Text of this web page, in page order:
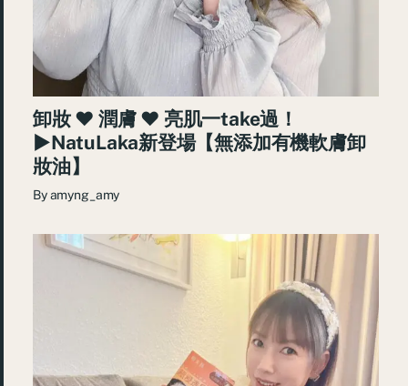
卸妝 ♥ 潤膚 ♥ 亮肌一take過！
►NatuLaka新登場【無添加有機軟膚卸
妝油】
Byamyng_amy